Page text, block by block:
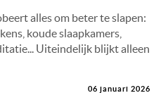
alles om beter te slapen:
koude slaapkamers,
Uiteindelijk blijkt alleen
06 januari 2026